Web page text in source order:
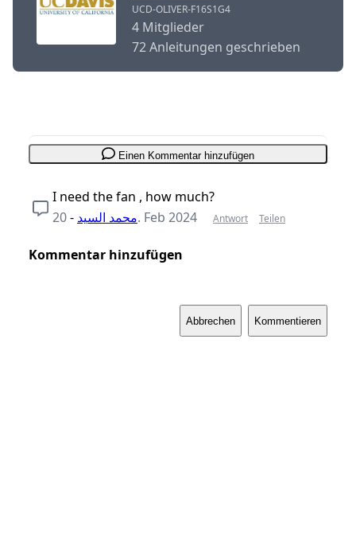
UCD-OLIVER-F16S1G4
4 Mitglieder
72 Anleitungen geschrieben
Einen Kommentar hinzufügen
I need the fan , how much?
محمد السيد - 20. Feb 2024 Antwort Teilen
Kommentar hinzufügen
Abbrechen Kommentieren